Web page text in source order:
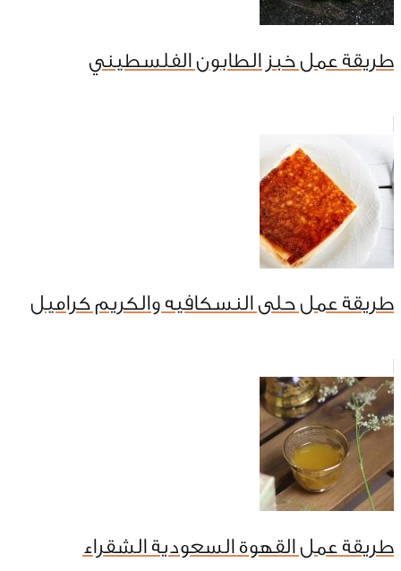
طريقة عمل خبز الطابون الفلسطيني
طريقة عمل حلى النسكافيه والكريم كراميل
طريقة عمل القهوة السعودية الشقراء